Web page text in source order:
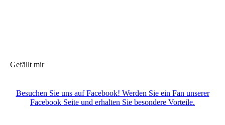
Gefällt mir
Besuchen Sie uns auf Facebook! Werden Sie ein Fan unserer
Facebook Seite und erhalten Sie besondere Vorteile.